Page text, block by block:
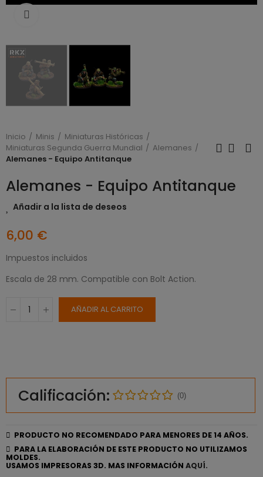
Inicio Minis
Miniaturas Históricas
Miniaturas Segunda Guerra Mundial
Alemanes
Alemanes - Equipo Antitanque
Alemanes - Equipo Antitanque
Añadir a la lista de deseos
6,00 €
Impuestos incluidos
Escala de 28 mm. Compatible con Bolt Action.
AÑADIR AL CARRITO
Calificación: (0)
PRODUCTO NO RECOMENDADO PARA MENORES DE 14 AÑOS.
PARA LA ELABORACIÓN DE ESTE PRODUCTO NO UTILIZAMOS
MOLDES.
USAMOS IMPRESORAS 3D. MAS INFORMACIÓN AQUÍ.